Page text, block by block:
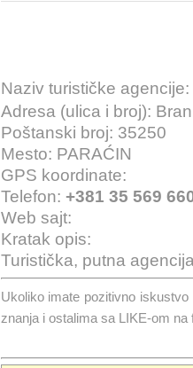
Naziv turističke agencije:
Adresa (ulica i broj):
Poštanski broj: 35250
Mesto: PARAĆIN
GPS koordinate:
Telefon: +381 35 569
Web sajt:
Kratak opis:
Turistička, putna
Ukoliko imate pozitivno
znanja i ostalima sa LIKE-om na